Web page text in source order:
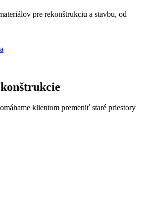
pre rekonštrukciu a stavbu, od
klientom premeniť staré priestory